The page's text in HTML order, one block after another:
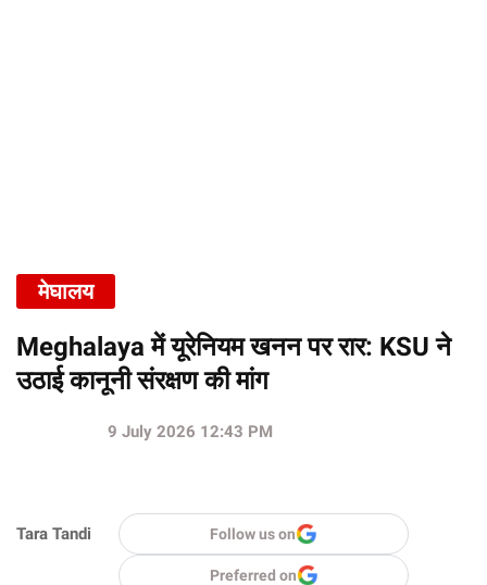
मेघालय
Meghalaya में यूरेनियम खनन पर रार: KSU ने
उठाई कानूनी संरक्षण की मांग
Tara Tandi
9 July 2026 12:43 PM
Follow us on
Preferred on